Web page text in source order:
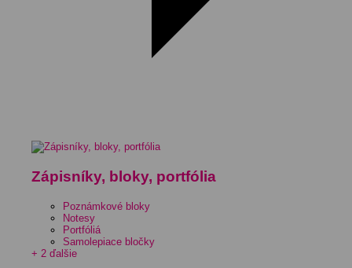
Zápisníky, bloky, portfólia
Poznámkové bloky
Notesy
Portfóliá
Samolepiace bločky
+ 2 ďalšie